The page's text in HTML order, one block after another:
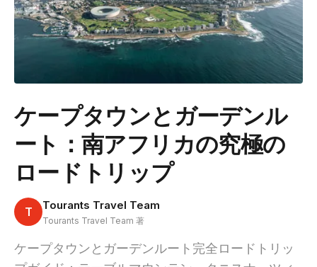
ケープタウンとガーデンル
ート：南アフリカの究極の
ロードトリップ
T Tourants Travel Team
Tourants Travel Team 著
ケープタウンとガーデンルート完全ロードトリッ